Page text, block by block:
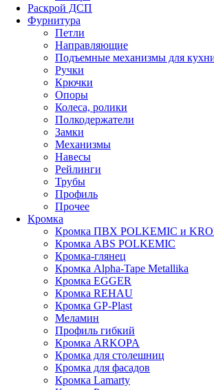
Раскрой ДСП
Фурнитура
Петли
Направляющие
Подъемные механизмы для
Ручки
Крючки
Опоры
Колеса, ролики
Полкодержатели
Замки
Механизмы
Навесы
Рейлинги
Трубы
Профиль
Прочее
Кромка
Кромка ПВХ POLKEMIC и
Кромка ABS POLKEMIС
Кромка-глянец
Кромка Alpha-Tape Metallika
Кромка EGGER
Кромка REHAU
Кромка GP-Plast
Меламин
Профиль гибкий
Кромка ARKOPA
Кромка для столешниц
Кромка для фасадов
Кромка Lamarty